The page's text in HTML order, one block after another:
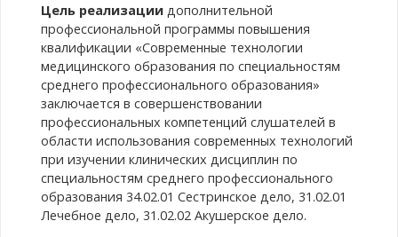
Цель реализациидополнительной
профессиональной программы повышения
квалификации «Современные технологии
медицинского образования по специальностям
среднего профессионального образования»
заключается в совершенствовании
профессиональных компетенций слушателей в
области использования современных технологий
при изучении клинических дисциплин по
специальностям среднего профессионального
образования 34.02.01 Сестринское дело, 31.02.01
Лечебное дело, 31.02.02 Акушерское дело.